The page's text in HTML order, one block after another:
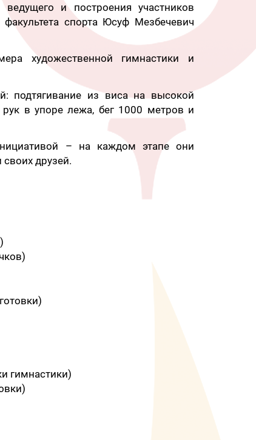
и построения участников
спорта Юсуф Мезбечевич
художественной гимнастики и
подтягивание из виса на высокой
в упоре лежа, бег 1000 метров и
– на каждом этапе они
друзей.
гимнастики)